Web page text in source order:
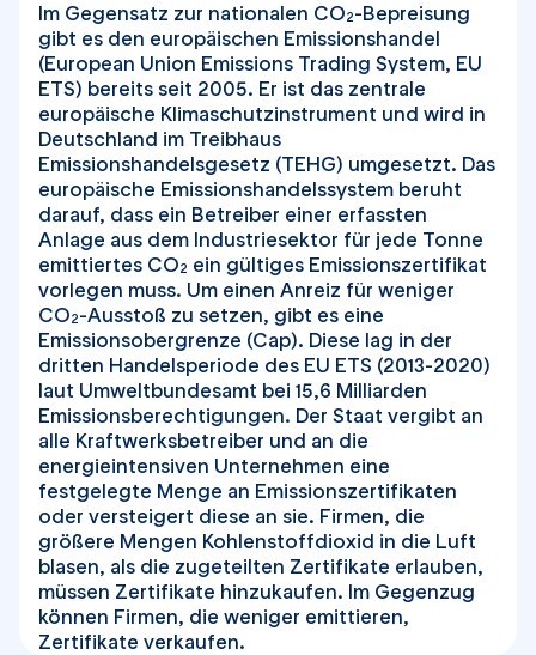
Im Gegensatz zur nationalen CO2-Bepreisung
gibt es den europäischen Emissionshandel
(European Union Emissions Trading System, EU
ETS) bereits seit 2005. Er ist das zentrale
europäische Klimaschutzinstrument und wird in
Deutschland im Treibhaus
Emissionshandelsgesetz (TEHG) umgesetzt. Das
europäische Emissionshandelssystem beruht
darauf, dass ein Betreiber einer erfassten
Anlage aus dem Industriesektor für jede Tonne
emittiertes CO2 ein gültiges Emissionszertifikat
vorlegen muss. Um einen Anreiz für weniger
CO2-Ausstoß zu setzen, gibt es eine
Emissionsobergrenze (Cap). Diese lag in der
dritten Handelsperiode des EU ETS (2013-2020)
laut Umweltbundesamt bei 15,6 Milliarden
Emissionsberechtigungen. Der Staat vergibt an
alle Kraftwerksbetreiber und an die
energieintensiven Unternehmen eine
festgelegte Menge an Emissionszertifikaten
oder versteigert diese an sie. Firmen, die
größere Mengen Kohlenstoffdioxid in die Luft
blasen, als die zugeteilten Zertifikate erlauben,
müssen Zertifikate hinzukaufen. Im Gegenzug
können Firmen, die weniger emittieren,
Zertifikate verkaufen.